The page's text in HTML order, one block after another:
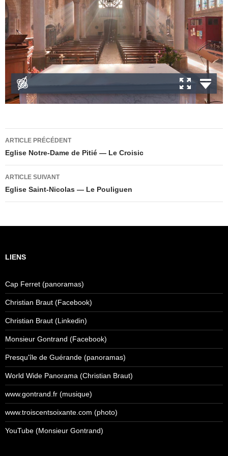
Navigation
des
articles
ARTICLE PRÉCÉDENT
Eglise Notre-Dame de Pitié — Le Croisic
ARTICLE SUIVANT
Eglise Saint-Nicolas — Le Pouliguen
LIENS
Cap Ferret (panoramas)
Christian Braut (Facebook)
Christian Braut (Linkedin)
Monsieur Gontrand (Facebook)
Presqu'île de Guérande (panoramas)
World Wide Panorama (Christian Braut)
www.gontrand.fr (musique)
www.troiscentsoixante.com (photo)
YouTube (Monsieur Gontrand)